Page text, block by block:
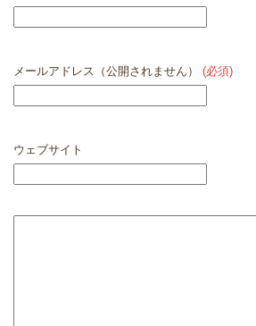
メールアドレス（公開されません） (必須)
ウェブサイト